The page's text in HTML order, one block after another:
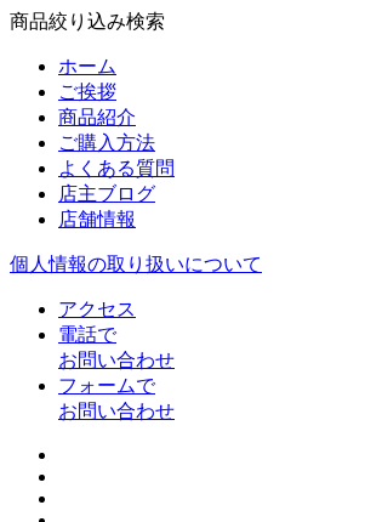
商品絞り込み検索
ホーム
ご挨拶
商品紹介
ご購入方法
よくある質問
店主ブログ
店舗情報
個人情報の取り扱いについて
アクセス
電話で
お問い合わせ
フォームで
お問い合わせ